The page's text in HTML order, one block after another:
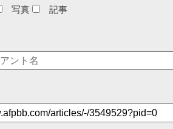
写真 記事